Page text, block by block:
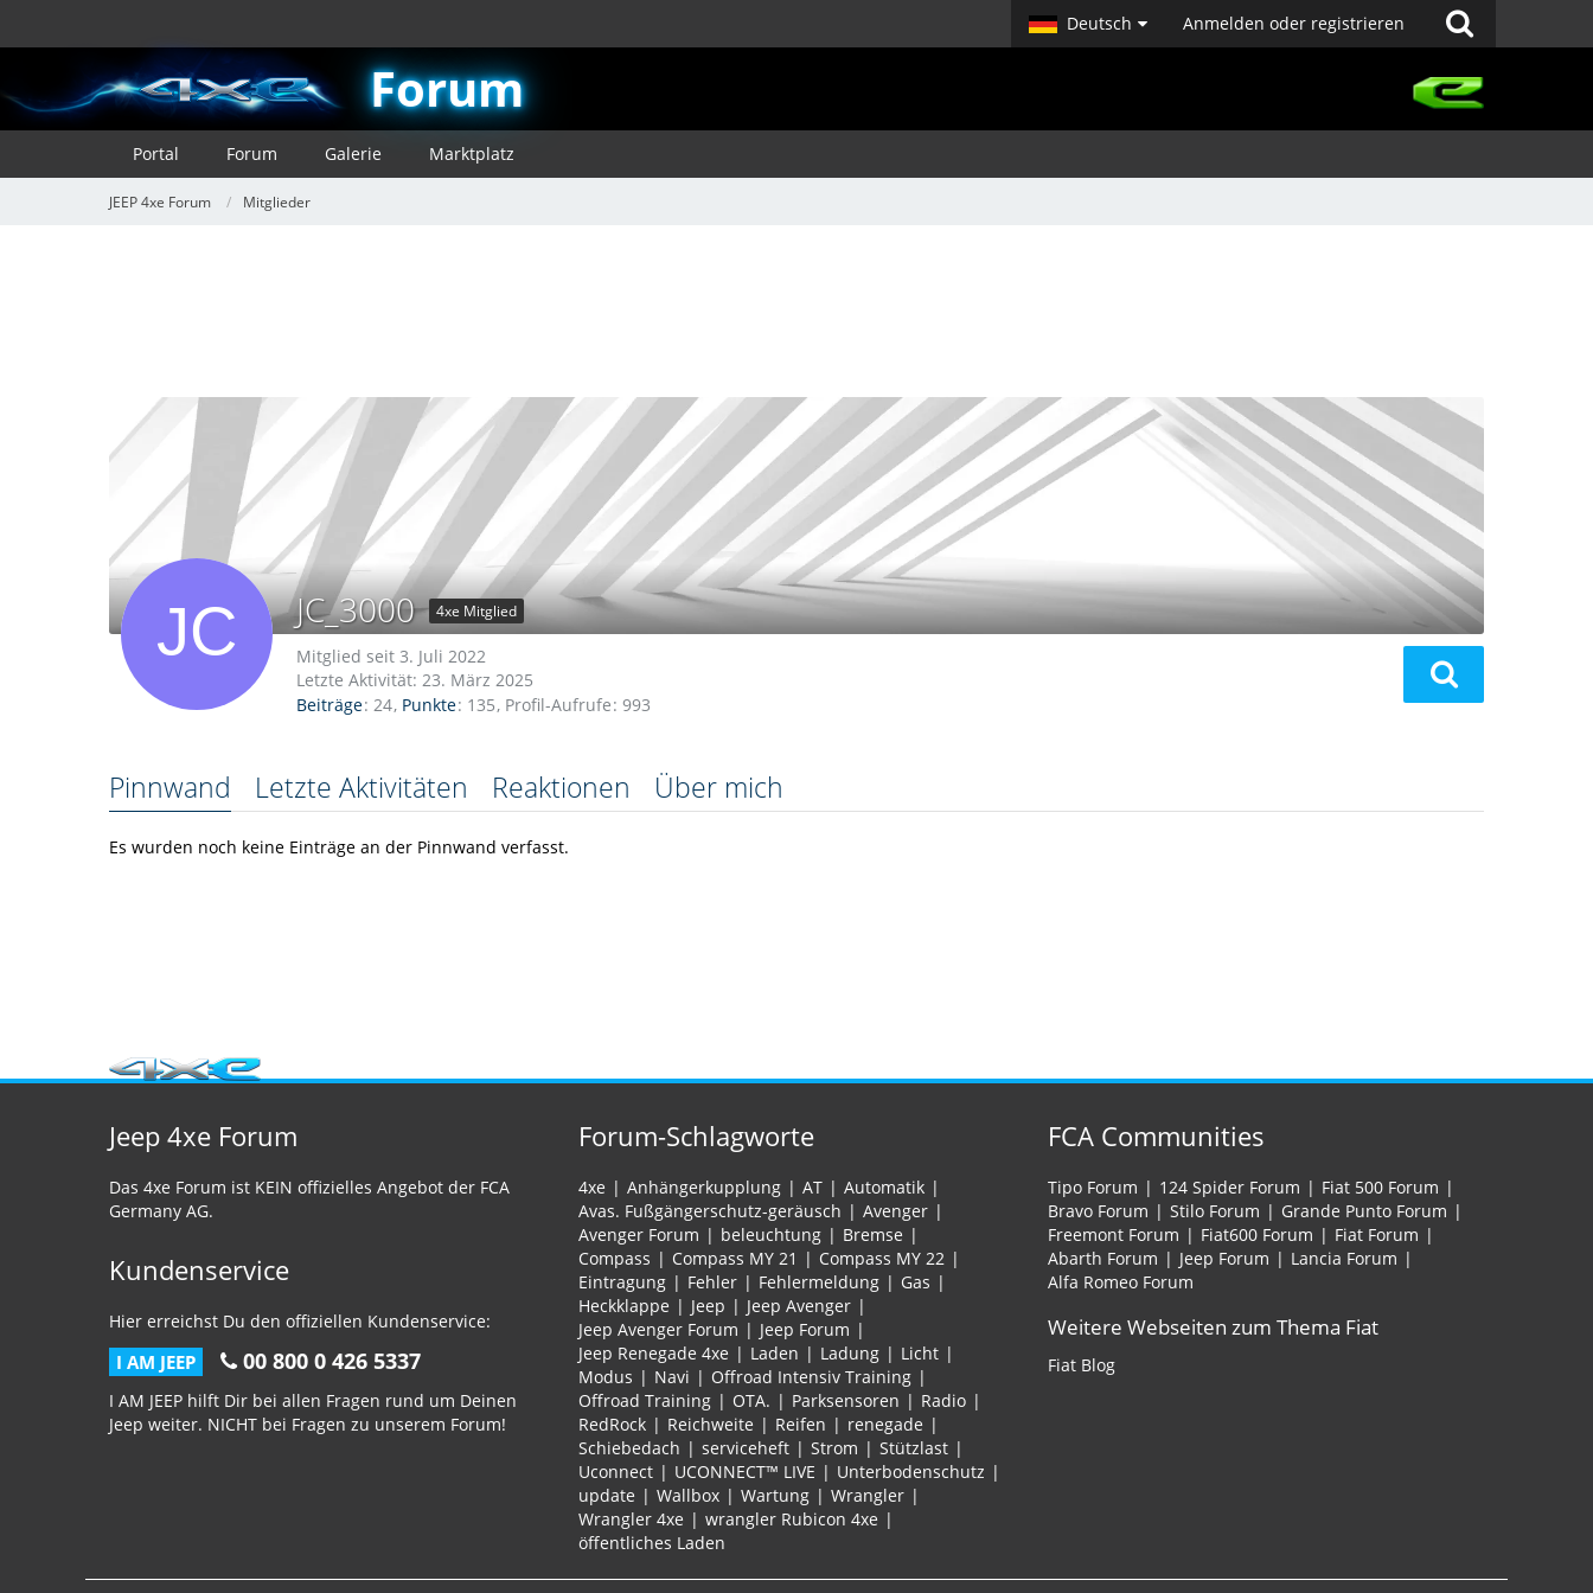
Deutsch Anmelden oder registrieren
Forum
Portal Forum Galerie Marktplatz
JEEP 4xe Forum Mitglieder
JC_3000 4xe Mitglied
Mitglied seit 3. Juli 2022
Letzte Aktivität: 23. März 2025
Beiträge 24 Punkte 135 Profil-Aufrufe 993
Pinnwand Letzte Aktivitäten Reaktionen Über mich
Es wurden noch keine Einträge an der Pinnwand verfasst.
Jeep 4xe Forum
Das 4xe Forum ist KEIN offizielles Angebot der FCA
Germany AG.
Kundenservice
Hier erreichst Du den offiziellen Kundenservice:
I AM JEEP 00 800 0 426 5337
I AM JEEP hilft Dir bei allen Fragen rund um Deinen
Jeep weiter. NICHT bei Fragen zu unserem Forum!
Forum-Schlagworte
4xe Anhängerkupplung AT
Automatik
Avas. Fußgängerschutz-geräusch
Avenger
Avenger Forum
beleuchtung
Bremse
Compass
Compass MY 21
Compass MY 22
Eintragung
Fehler Fehlermeldung
Gas
Heckklappe
Jeep
Jeep Avenger
Jeep Avenger Forum
Jeep Forum
Jeep Renegade 4xe
Laden Ladung
Licht
Modus
Navi
Offroad Intensiv Training
Offroad Training
OTA. Parksensoren
Radio
RedRock
Reichweite Reifen
renegade
Schiebedach
serviceheft Strom
Stützlast
Uconnect
UCONNECT™ LIVE
Unterbodenschutz
update
Wallbox Wartung
Wrangler
Wrangler 4xe
wrangler Rubicon 4xe
öffentliches Laden
FCA Communities
Tipo Forum 124 Spider Forum
Fiat 500 Forum
Bravo Forum
Stilo Forum
Grande Punto Forum
Freemont Forum
Fiat600 Forum
Fiat Forum
Abarth Forum
Jeep Forum
Lancia Forum
Alfa Romeo Forum
Weitere Webseiten zum Thema Fiat
Fiat Blog